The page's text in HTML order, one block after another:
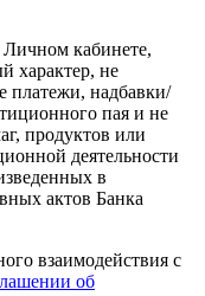
Личном кабинете,
характер, не
платежи, надбавки/
пая и не
продуктов или
деятельности
в
актов Банка
взаимодействия с
об